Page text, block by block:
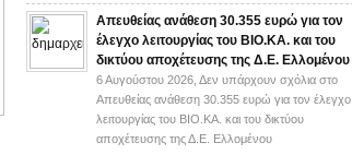
Απευθείας ανάθεση 30.355 ευρώ για τον
έλεγχο λειτουργίας του ΒΙΟ.ΚΑ. και του
δικτύου αποχέτευσης της Δ.Ε. Ελλομένου
6 Αυγούστου 2026, Δεν υπάρχουν σχόλια στο
Απευθείας ανάθεση 30.355 ευρώ για τον έλεγχο
λειτουργίας του ΒΙΟ.ΚΑ. και του δικτύου
αποχέτευσης της Δ.Ε. Ελλομένου